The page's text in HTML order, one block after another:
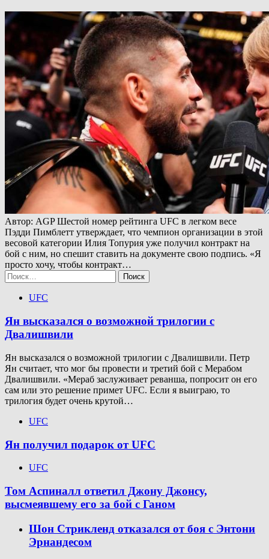
Автор: AGP Шестой номер рейтинга UFC в легком весе
Пэдди Пимблетт утверждает, что чемпион организации в этой
весовой категории Илия Топурия уже получил контракт на
бой с ним, но спешит ставить на документе свою подпись. «Я
просто хочу, чтобы контракт…
Найти:
UFC
Ян высказался о возможной трилогии с
Двалишвили
Ян высказался о возможной трилогии с Двалишвили. Петр
Ян считает, что мог бы провести и третий бой с Мерабом
Двалишвили. «Мераб заслуживает реванша, попросит он его
сам или это решение примет UFC. Если я выиграю, то
трилогия будет очень крутой…
UFC
Ян получил подарок от UFC
UFC
Том Аспиналл ответил Джону Джонсу,
высмеявшему его за бой с Ганом
Шон Стрикленд отказался от боя с Энтони
Эрнандесом